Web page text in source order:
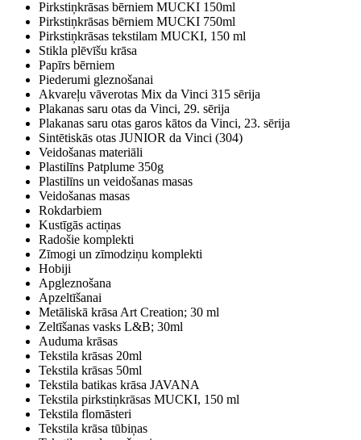
Pirkstiņkrāsas bērniem MUCKI 150ml
Pirkstiņkrāsas bērniem MUCKI 750ml
Pirkstiņkrāsas tekstilam MUCKI, 150 ml
Stikla plēvīšu krāsa
Papīrs bērniem
Piederumi gleznošanai
Akvareļu vāverotas Mix da Vinci 315 sērija
Plakanas saru otas da Vinci, 29. sērija
Plakanas saru otas garos kātos da Vinci, 23. sērija
Sintētiskās otas JUNIOR da Vinci (304)
Veidošanas materiāli
Plastilīns Patplume 350g
Plastilīns un veidošanas masas
Veidošanas masas
Rokdarbiem
Kustīgās actiņas
Radošie komplekti
Zīmogi un zīmodziņu komplekti
Hobiji
Apgleznošana
Apzeltīšanai
Metāliskā krāsa Art Creation; 30 ml
Zeltīšanas vasks L&B; 30ml
Auduma krāsas
Tekstila krāsas 20ml
Tekstila krāsas 50ml
Tekstila batikas krāsa JAVANA
Tekstila pirkstiņkrāsas MUCKI, 150 ml
Tekstila flomāsteri
Tekstila krāsa tūbiņas